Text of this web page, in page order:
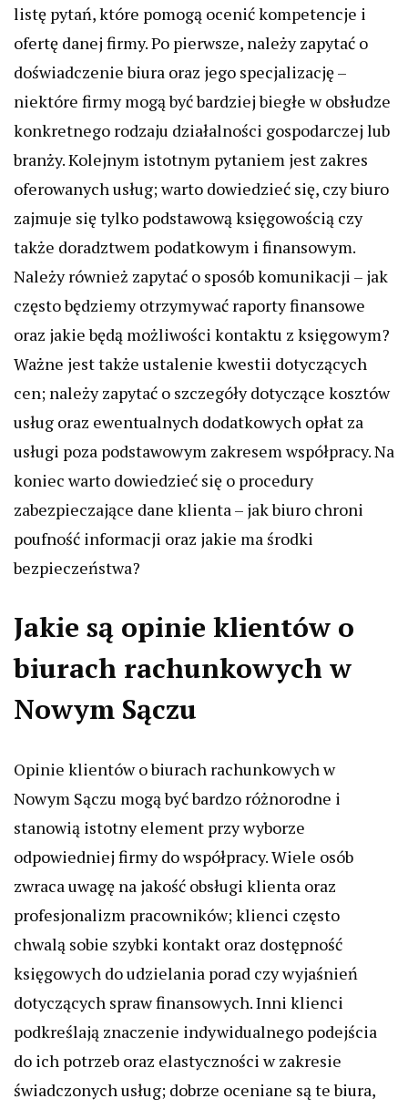
listę pytań, które pomogą ocenić kompetencje i
ofertę danej firmy. Po pierwsze, należy zapytać o
doświadczenie biura oraz jego specjalizację –
niektóre firmy mogą być bardziej biegłe w obsłudze
konkretnego rodzaju działalności gospodarczej lub
branży. Kolejnym istotnym pytaniem jest zakres
oferowanych usług; warto dowiedzieć się, czy biuro
zajmuje się tylko podstawową księgowością czy
także doradztwem podatkowym i finansowym.
Należy również zapytać o sposób komunikacji – jak
często będziemy otrzymywać raporty finansowe
oraz jakie będą możliwości kontaktu z księgowym?
Ważne jest także ustalenie kwestii dotyczących
cen; należy zapytać o szczegóły dotyczące kosztów
usług oraz ewentualnych dodatkowych opłat za
usługi poza podstawowym zakresem współpracy. Na
koniec warto dowiedzieć się o procedury
zabezpieczające dane klienta – jak biuro chroni
poufność informacji oraz jakie ma środki
bezpieczeństwa?
Jakie są opinie klientów o
biurach rachunkowych w
Nowym Sączu
Opinie klientów o biurach rachunkowych w
Nowym Sączu mogą być bardzo różnorodne i
stanowią istotny element przy wyborze
odpowiedniej firmy do współpracy. Wiele osób
zwraca uwagę na jakość obsługi klienta oraz
profesjonalizm pracowników; klienci często
chwalą sobie szybki kontakt oraz dostępność
księgowych do udzielania porad czy wyjaśnień
dotyczących spraw finansowych. Inni klienci
podkreślają znaczenie indywidualnego podejścia
do ich potrzeb oraz elastyczności w zakresie
świadczonych usług; dobrze oceniane są te biura,